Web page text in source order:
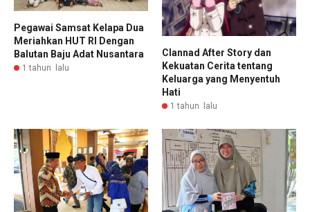
Pegawai Samsat Kelapa Dua
Meriahkan HUT RI Dengan
Balutan Baju Adat Nusantara
1 tahun lalu
Clannad After Story dan
Kekuatan Cerita tentang
Keluarga yang Menyentuh
Hati
1 tahun lalu